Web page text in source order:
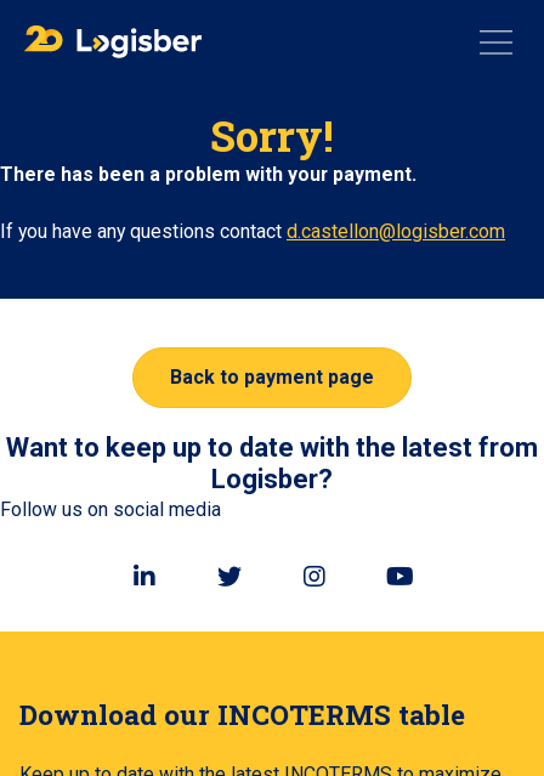
Sorry!
There has been a problem with your payment.
If you have any questions contact d.castellon@logisber.com
Back to payment page
Want to keep up to date with the latest from
Logisber?
Follow us on social media
Download our INCOTERMS table